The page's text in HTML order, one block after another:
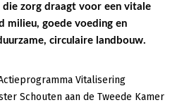
zorg draagt voor een vitale
milieu, goede voeding en
circulaire landbouw.
Vitalisering
Schouten aan de Tweede Kamer